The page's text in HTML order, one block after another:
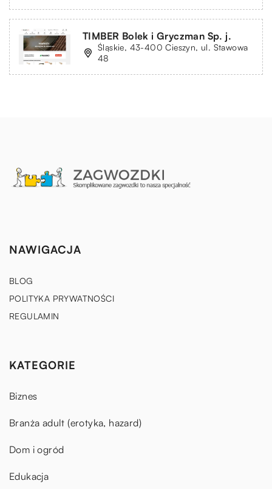
TIMBER Bolek i Gryczman Sp. j.
Śląskie, 43-400 Cieszyn, ul. Stawowa
48
NAWIGACJA
BLOG
POLITYKA PRYWATNOŚCI
REGULAMIN
KATEGORIE
Biznes
Branża adult (erotyka, hazard)
Dom i ogród
Edukacja